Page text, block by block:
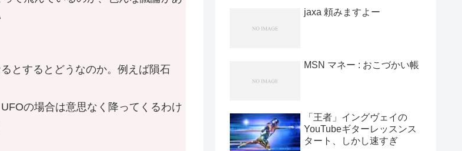
とするとどうなのか。例えば隕石
の場合は意思なく降ってくるわけ
jaxa 頼みますよー
MSN マネー : おこづかい帳
「王者」イングヴェイの
YouTubeギターレッスンス
タート、しかし速すぎ